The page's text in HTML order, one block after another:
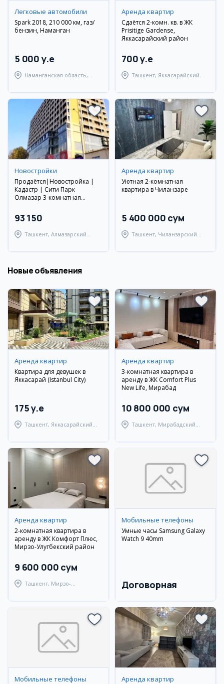
Легковые автомобили
Spark 2018, 210 000 км, газ/
бензин, Наманган
5 000 y.e
Наманганская область,
Аренда квартир
Сдаётся 2-комн. кв. в ЖК
Prisitige Gardense,
Яккасарайский район
700 y.e
Ташкент, Яккасарайский
Новостройки
Продаётся|Новостройка |
Кадастр | Сити Парк
Олмазар 3-комнатная
93 150
Ташкент, Алмазарский
Аренда квартир
Уютная 2-комнатная
квартира в Чиланзаре
5 400 000 сум
Ташкент, Чиланзарский
Новые объявления
Аренда квартир
Квартира для девушек в
Яккасарай (Istanbul City)
175 y.e
Ташкент, Яккасарайский
Аренда квартир
3-комнатная квартира в
аренду в ЖК Comfort Plus
New Life, Мирабад
10 800 000 сум
Ташкент, Мирабадский
Аренда квартир
2-комнатная квартира в
аренду в ЖК Комфорт Плюс,
Мирзо-Улугбекский район
9 600 000 сум
Ташкент, Мирзо-
Мобильные телефоны
Умные часы Samsung Galaxy
Watch 9 40mm
Договорная
Мобильные телефоны Аренда квартир